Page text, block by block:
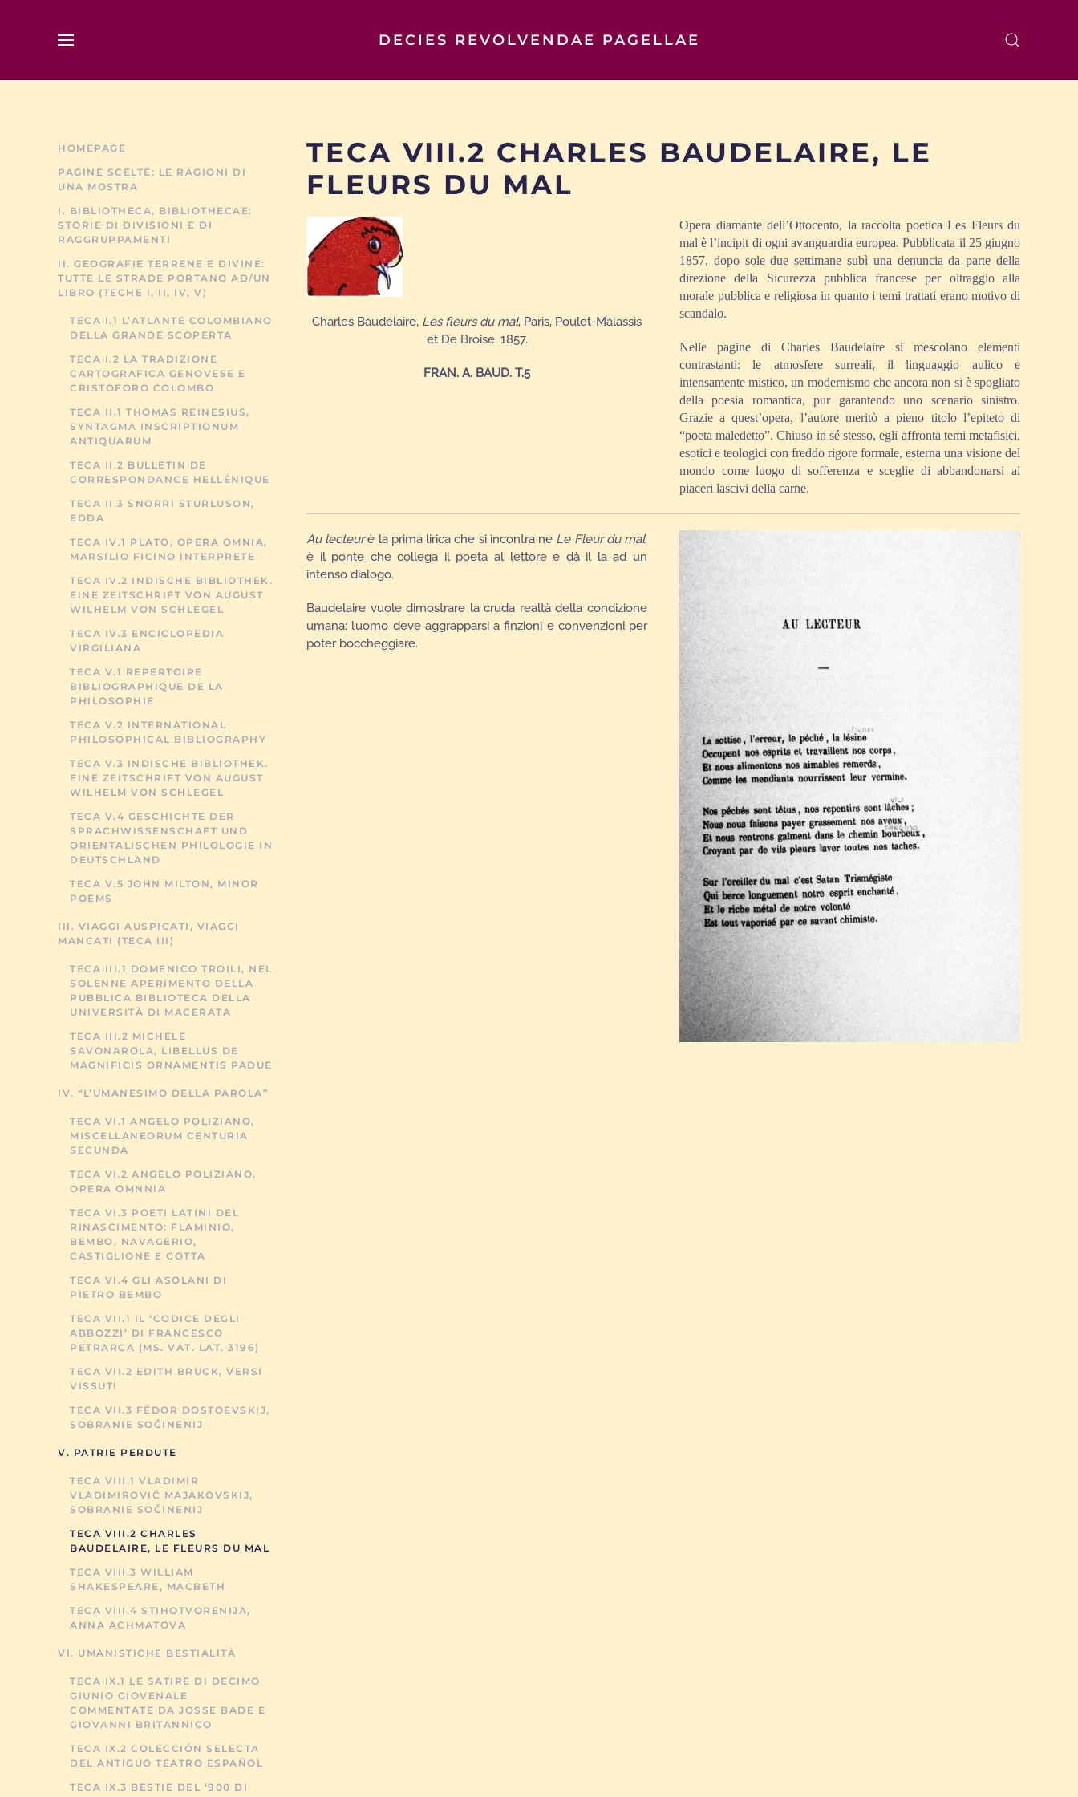
Skip to main content DECIES REVOLVENDAE PAGELLAE
HOMEPAGE
PAGINE SCELTE: LE RAGIONI DI
UNA MOSTRA
I. BIBLIOTHECA, BIBLIOTHECAE:
STORIE DI DIVISIONI E DI
RAGGRUPPAMENTI
II. GEOGRAFIE TERRENE E DIVINE:
TUTTE LE STRADE PORTANO AD/UN
LIBRO (TECHE I, II, IV, V)
TECA I.1 L’ATLANTE COLOMBIANO
DELLA GRANDE SCOPERTA
TECA I.2 LA TRADIZIONE
CARTOGRAFICA GENOVESE E
CRISTOFORO COLOMBO
TECA II.1 THOMAS REINESIUS,
SYNTAGMA INSCRIPTIONUM
ANTIQUARUM
TECA II.2 BULLETIN DE
CORRESPONDANCE HELLÉNIQUE
TECA II.3 SNORRI STURLUSON,
EDDA
TECA IV.1 PLATO, OPERA OMNIA,
MARSILIO FICINO INTERPRETE
TECA IV.2 INDISCHE BIBLIOTHEK.
EINE ZEITSCHRIFT VON AUGUST
WILHELM VON SCHLEGEL
TECA IV.3 ENCICLOPEDIA
VIRGILIANA
TECA V.1 REPERTOIRE
BIBLIOGRAPHIQUE DE LA
PHILOSOPHIE
TECA V.2 INTERNATIONAL
PHILOSOPHICAL BIBLIOGRAPHY
TECA V.3 INDISCHE BIBLIOTHEK.
EINE ZEITSCHRIFT VON AUGUST
WILHELM VON SCHLEGEL
TECA V.4 GESCHICHTE DER
SPRACHWISSENSCHAFT UND
ORIENTALISCHEN PHILOLOGIE IN
DEUTSCHLAND
TECA V.5 JOHN MILTON, MINOR
POEMS
III. VIAGGI AUSPICATI, VIAGGI
MANCATI (TECA III)
TECA III.1 DOMENICO TROILI, NEL
SOLENNE APERIMENTO DELLA
PUBBLICA BIBLIOTECA DELLA
UNIVERSITÀ DI MACERATA
TECA III.2 MICHELE
SAVONAROLA, LIBELLUS DE
MAGNIFICIS ORNAMENTIS PADUE
IV. “L’UMANESIMO DELLA PAROLA”
TECA VI.1 ANGELO POLIZIANO,
MISCELLANEORUM CENTURIA
SECUNDA
TECA VI.2 ANGELO POLIZIANO,
OPERA OMNNIA
TECA VI.3 POETI LATINI DEL
RINASCIMENTO: FLAMINIO,
BEMBO, NAVAGERIO,
CASTIGLIONE E COTTA
TECA VI.4 GLI ASOLANI DI
PIETRO BEMBO
TECA VII.1 IL ‘CODICE DEGLI
ABBOZZI’ DI FRANCESCO
PETRARCA (MS. VAT. LAT. 3196)
TECA VII.2 EDITH BRUCK, VERSI
VISSUTI
TECA VII.3 FËDOR DOSTOEVSKIJ,
SOBRANIE SOČINENIJ
V. PATRIE PERDUTE
TECA VIII.1 VLADIMIR
VLADIMIROVIČ MAJAKOVSKIJ,
SOBRANIE SOČINENIJ
TECA VIII.2 CHARLES
BAUDELAIRE, LE FLEURS DU MAL
TECA VIII.3 WILLIAM
SHAKESPEARE, MACBETH
TECA VIII.4 STIHOTVORENIJA,
ANNA ACHMATOVA
VI. UMANISTICHE BESTIALITÀ
TECA IX.1 LE SATIRE DI DECIMO
GIUNIO GIOVENALE
COMMENTATE DA JOSSE BADE E
GIOVANNI BRITANNICO
TECA IX.2 COLECCIÓN SELECTA
DEL ANTIGUO TEATRO ESPAÑOL
TECA IX.3 BESTIE DEL ‘900 DI
TECA VIII.2 CHARLES BAUDELAIRE, LE
FLEURS DU MAL
Charles Baudelaire, Les fleurs du mal, Paris, Poulet-Malassis
et De Broise, 1857.
FRAN. A. BAUD. T.5
Opera diamante dell’Ottocento, la raccolta poetica Les Fleurs du
mal è l’incipit di ogni avanguardia europea. Pubblicata il 25 giugno
1857, dopo sole due settimane subì una denuncia da parte della
direzione della Sicurezza pubblica francese per oltraggio alla
morale pubblica e religiosa in quanto i temi trattati erano motivo di
scandalo.
Nelle pagine di Charles Baudelaire si mescolano elementi
contrastanti: le atmosfere surreali, il linguaggio aulico e
intensamente mistico, un modernismo che ancora non si è spogliato
della poesia romantica, pur garantendo uno scenario sinistro.
Grazie a quest’opera, l’autore meritò a pieno titolo l’epiteto di
“poeta maledetto”. Chiuso in sé stesso, egli affronta temi metafisici,
esotici e teologici con freddo rigore formale, esterna una visione del
mondo come luogo di sofferenza e sceglie di abbandonarsi ai
piaceri lascivi della carne.
Au lecteurè la prima lirica che si incontra ne Le Fleur dumal,
è il ponte che collega il poeta al lettore e dà il la ad un
intenso dialogo.
Baudelaire vuole dimostrare la cruda realtà della condizione
umana: l’uomo deve aggrapparsi a finzioni e convenzioni per
poter boccheggiare.